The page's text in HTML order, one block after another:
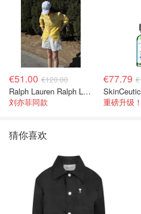
€51.00 €120.00
Ralph Lauren Ralph Lauren 男童亚麻衬衫
刘亦菲同款
€77.79
猜你喜欢